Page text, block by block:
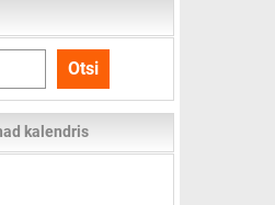
Otsi
kalendris